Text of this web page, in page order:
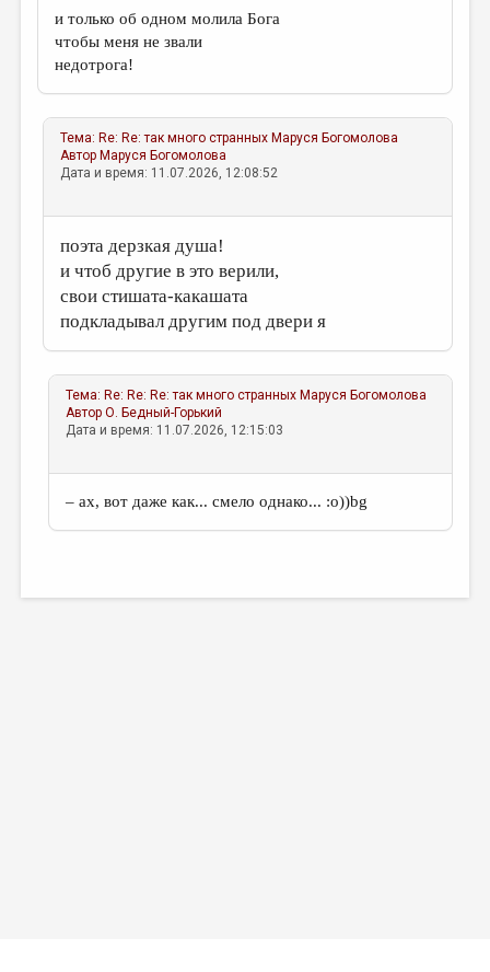
и только об одном молила Бога
чтобы меня не звали
недотрога!
Тема: Re: Re: так много странных Маруся Богомолова
Автор Маруся Богомолова
Дата и время: 11.07.2026, 12:08:52
поэта дерзкая душа!
и чтоб другие в это верили,
свои стишата-какашата
подкладывал другим под двери я
Тема: Re: Re: Re: так много странных Маруся Богомолова
АвторО. Бедный-Горький
Дата и время: 11.07.2026, 12:15:03
– ах, вот даже как... смело однако... :о))bg